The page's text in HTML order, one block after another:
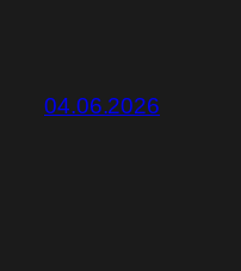
04.06.2026